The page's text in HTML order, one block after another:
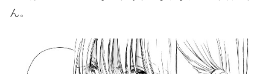
ん。